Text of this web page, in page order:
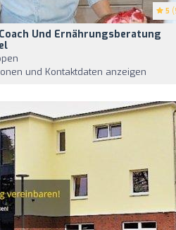
5
Und Ernährungsberatung
und Kontaktdaten anzeigen